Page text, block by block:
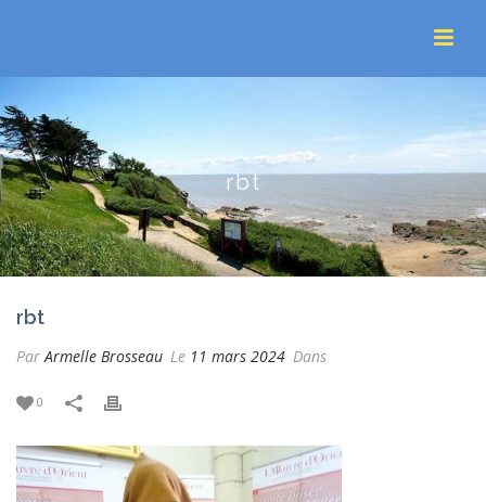
rbt
rbt
ParArmelle Brosseau Le 11 mars 2024 Dans
0